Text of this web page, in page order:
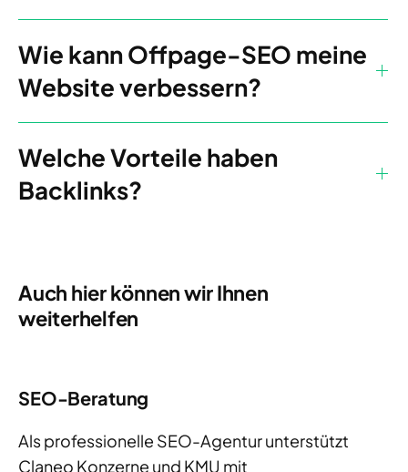
Wie kann Offpage-SEO meine
Website verbessern?
Welche Vorteile haben
Backlinks?
Auch hier können wir Ihnen
weiterhelfen
SEO-Beratung
Als professionelle SEO-Agentur unterstützt
Claneo Konzerne und KMU mit